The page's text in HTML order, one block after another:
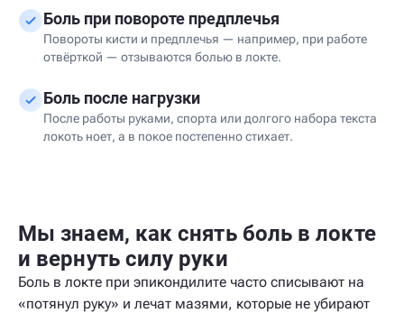
Боль при повороте предплечья
Повороты кисти и предплечья — например, при работе
отвёрткой — отзываются болью в локте.
Боль после нагрузки
После работы руками, спорта или долгого набора текста
локоть ноет, а в покое постепенно стихает.
Мы знаем, как снять боль в локте
и вернуть силу руки
Боль в локте при эпикондилите часто списывают на
«потянул руку» и лечат мазями, которые не убирают